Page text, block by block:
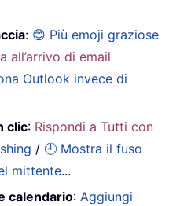
: 😊 Più emoji graziose
all’arrivo di email
Outlook invece di
clic: Rispondi a Tutti con
/ 🕘 Mostra il fuso
mittente...
calendario:Aggiungi